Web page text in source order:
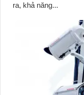
ra, khả năng...